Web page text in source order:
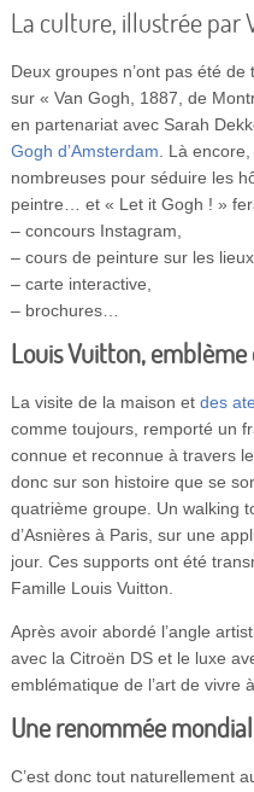
La culture, illustrée par
Deux groupes n’ont pas été
sur « Van Gogh, 1887, de
en partenariat avec Sarah
Gogh d’Amsterdam. Là
nombreuses pour séduire les
peintre… et « Let it Gogh ! »
– concours Instagram,
– cours de peinture sur les
– carte interactive,
– brochures…
Louis Vuitton,
La visite de la maison et des
comme toujours, remporté un
connue et reconnue à travers le
donc sur son histoire que se
quatrième groupe. Un walking
d’Asnières à Paris, sur une
jour. Ces supports ont été
Famille Louis Vuitton.
Après avoir abordé l’angle
avec la Citroën DS et le luxe
emblématique de l’art de vivre
Une renommée
C’est donc tout naturellement